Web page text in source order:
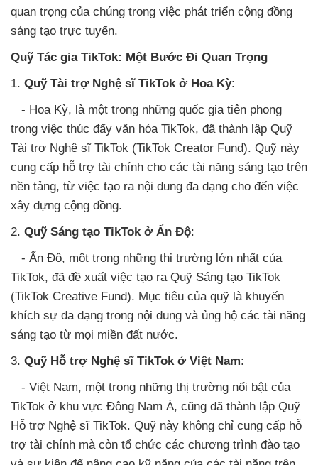
quan trọng của chúng trong việc phát triển cộng đồng
sáng tạo trực tuyến.
Quỹ Tác gia TikTok: Một Bước Đi Quan Trọng
1. Quỹ Tài trợ Nghệ sĩ TikTok ở Hoa Kỳ:
- Hoa Kỳ, là một trong những quốc gia tiên phong
trong việc thúc đẩy văn hóa TikTok, đã thành lập Quỹ
Tài trợ Nghệ sĩ TikTok (TikTok Creator Fund). Quỹ này
cung cấp hỗ trợ tài chính cho các tài năng sáng tạo trên
nền tảng, từ việc tạo ra nội dung đa dạng cho đến việc
xây dựng cộng đồng.
2. Quỹ Sáng tạo TikTok ở Ấn Độ:
- Ấn Độ, một trong những thị trường lớn nhất của
TikTok, đã đề xuất việc tạo ra Quỹ Sáng tạo TikTok
(TikTok Creative Fund). Mục tiêu của quỹ là khuyến
khích sự đa dạng trong nội dung và ủng hộ các tài năng
sáng tạo từ mọi miền đất nước.
3. Quỹ Hỗ trợ Nghệ sĩ TikTok ở Việt Nam:
- Việt Nam, một trong những thị trường nổi bật của
TikTok ở khu vực Đông Nam Á, cũng đã thành lập Quỹ
Hỗ trợ Nghệ sĩ TikTok. Quỹ này không chỉ cung cấp hỗ
trợ tài chính mà còn tổ chức các chương trình đào tạo